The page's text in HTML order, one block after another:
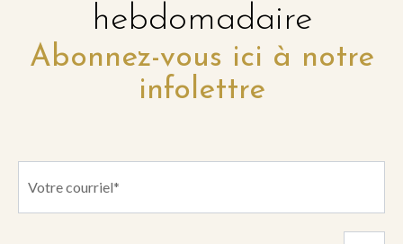
hebdomadaire
Abonnez-vous ici à notre
infolettre